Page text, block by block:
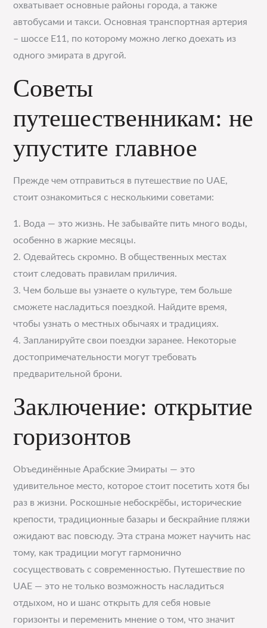
охватывает основные районы города, а также
автобусами и такси. Основная транспортная артерия
– шоссе E11, по которому можно легко доехать из
одного эмирата в другой.
Советы
путешественникам: не
упустите главное
Прежде чем отправиться в путешествие по UAE,
стоит ознакомиться с несколькими советами:
1. Вода — это жизнь. Не забывайте пить много воды,
особенно в жаркие месяцы.
2. Одевайтесь скромно. В общественных местах
стоит следовать правилам приличия.
3. Чем больше вы узнаете о культуре, тем больше
сможете насладиться поездкой. Найдите время,
чтобы узнать о местных обычаях и традициях.
4. Запланируйте свои поездки заранее. Некоторые
достопримечательности могут требовать
предварительной брони.
Заключение: открытие
горизонтов
Obъединённые Арабские Эмираты — это
удивительное место, которое стоит посетить хотя бы
раз в жизни. Роскошные небоскрёбы, исторические
крепости, традиционные базары и бескрайние пляжи
ожидают вас повсюду. Эта страна может научить нас
тому, как традиции могут гармонично
сосуществовать с современностью. Путешествие по
UAE — это не только возможность насладиться
отдыхом, но и шанс открыть для себя новые
горизонты и переменить мнение о том, что значит